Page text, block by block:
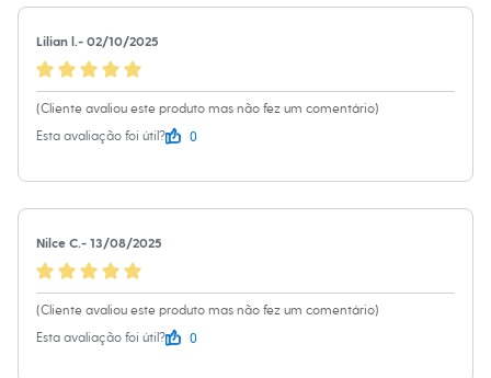
Inverno
Novidades
Roupas
Bermudas
Camisas
Calças
Camisetas e Regatas
Casacos e Jaquetas
Jeans
Acessórios
Chapéus e Bonés
Cintos
Carteiras
Óculos
Relógios
Calçados
Lilian l.- 02/10/2025
(Cliente avaliou este produto mas não fez um comentário)
Esta avaliação foi útil?
0
Nilce C.- 13/08/2025
(Cliente avaliou este produto mas não fez um comentário)
Esta avaliação foi útil?
0